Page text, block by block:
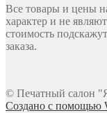
Все товары и цены
характер и не
стоимость
заказа.
© Печатный салон
Создано с помощью